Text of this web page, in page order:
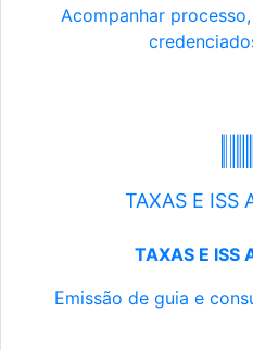
Acompanhar
TAXAS E ISS
TAXAS E ISS
Emissão de guia e